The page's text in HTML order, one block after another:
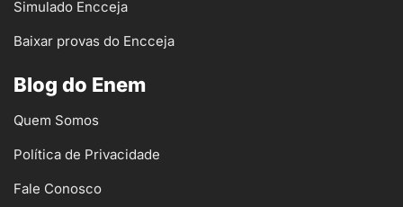
Simulado Encceja
Baixar provas do Encceja
Blog do Enem
Quem Somos
Política de Privacidade
Fale Conosco